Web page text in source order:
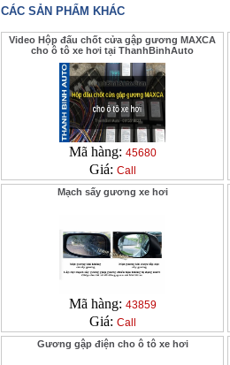
CÁC SẢN PHẨM KHÁC
Video Hộp đấu chốt cửa gập gương MAXCA
cho ô tô xe hơi tại ThanhBinhAuto
Mã hàng: 45680
Giá: Call
Mạch sấy gương xe hơi
Mã hàng: 43859
Giá: Call
Gương gập điện cho ô tô xe hơi